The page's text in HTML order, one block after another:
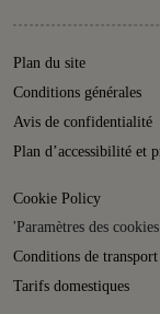
Plan du site
Conditions générales
Avis de confidentialité
Plan d’accessibilité et
Cookie Policy
'Paramètres des cookies
Conditions de transport
Tarifs domestiques